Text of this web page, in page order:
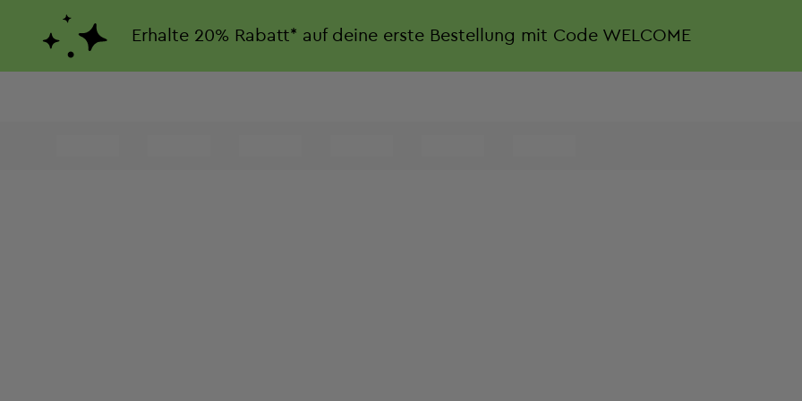
Erhalte 20% Rabatt* auf deine erste Bestellung mit Code WELCOME